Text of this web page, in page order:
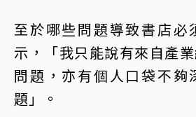
至於哪些問題導致書店必
示，「我只能說有來自產
問題，亦有個人口袋不夠
題」。